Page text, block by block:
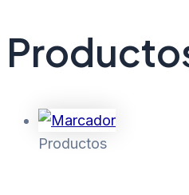
Productos